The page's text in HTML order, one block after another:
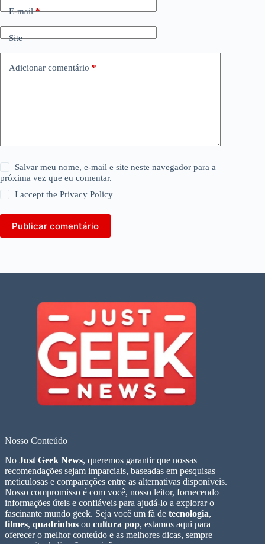
E-mail*
Site
Adicionar comentário *
Salvar meu nome, e-mail e site neste navegador para a
próxima vez que eu comentar.
I accept thePrivacy Policy
Publicar comentário
Nosso Conteúdo
No Just Geek News, queremos garantir que nossas
recomendações sejam imparciais, baseadas em pesquisas
meticulosas e comparações entre as alternativas disponíveis.
Nosso compromisso é com você, nosso leitor, fornecendo
informações úteis e confiáveis para ajudá-lo a explorar o
fascinante mundo geek. Seja você um fã de tecnologia,
filmes, quadrinhos ou cultura pop, estamos aqui para
oferecer o melhor conteúdo e as melhores dicas, sempre